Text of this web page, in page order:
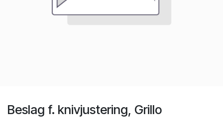
Beslag f. knivjustering, Grillo